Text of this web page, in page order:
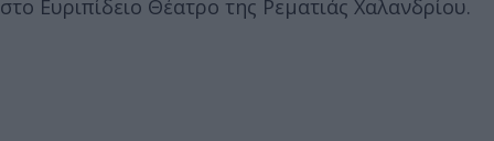
στο Ευριπίδειο Θέατρο της Ρεματιάς Χαλανδρίου.